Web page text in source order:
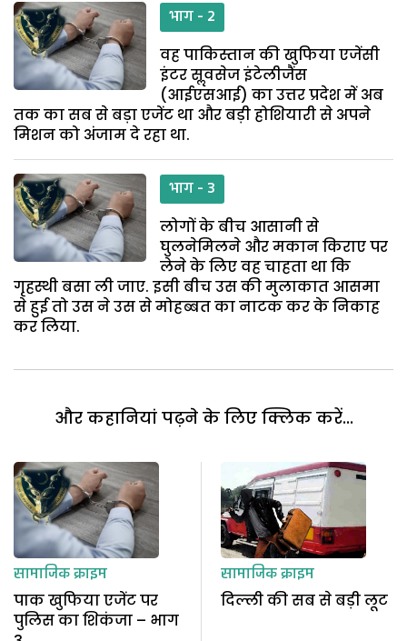
भाग - 2
वह पाकिस्तान की खुफिया एजेंसी
इंटर सॢवसेज इंटेलीजैंस
(आईएसआई) का उत्तर प्रदेश में अब
तक का सब से बड़ा एजेंट था और बड़ी होशियारी से अपने
मिशन को अंजाम दे रहा था.
भाग - 3
लोगों के बीच आसानी से
घुलनेमिलने और मकान किराए पर
लेने के लिए वह चाहता था कि
गृहस्थी बसा ली जाए. इसी बीच उस की मुलाकात आसमा
से हुई तो उस ने उस से मोहब्बत का नाटक कर के निकाह
कर लिया.
और कहानियां पढ़ने के लिए क्लिक करें...
सामाजिक क्राइम
पाक खुफिया एजेंट पर
पुलिस का शिकंजा – भाग
सामाजिक क्राइम
दिल्ली की सब से बड़ी लूट